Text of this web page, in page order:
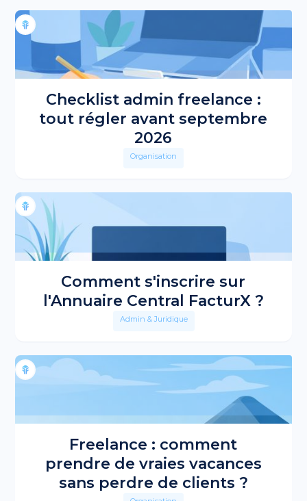
Checklist admin freelance :
tout régler avant septembre
2026
Organisation
Comment s'inscrire sur
l'Annuaire Central FacturX ?
Admin & Juridique
Freelance : comment
prendre de vraies vacances
sans perdre de clients ?